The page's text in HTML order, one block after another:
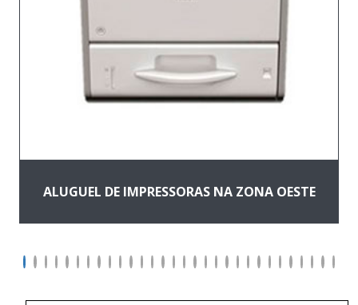
ALUGUEL DE IMPRESSORAS NA ZONA OESTE